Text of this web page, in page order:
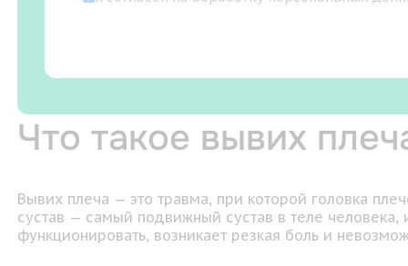
Что такое вывих
Вывих плеча — это травма, при которой головка
сустав — самый подвижный сустав в теле
функционировать, возникает резкая боль и